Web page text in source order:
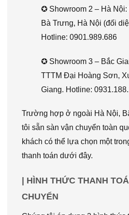
✪ Showroom 2 – Hà Nội:
Bà Trưng, Hà Nội (đối
Hotline: 0901.989.686
✪ Showroom 3 – Bắc
TTTM Đại Hoàng Sơn,
Giang. Hotline:
Trường hợp ở ngoài Hà Nội,
tôi sẵn sàn vận chuyển toàn
khách có thể lựa chọn một
thanh toán dưới đây.
| HÌNH THỨC THANH
CHUYỂN